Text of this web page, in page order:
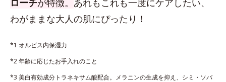
ローチが特徴。 あれもこれも一度にケアしたい、
わがままな大人の肌にぴったり！
*1 オルビス内保湿力
*2 年齢に応じたお手入れのこと
*3 美白有効成分トラネキサム酸配合。メラニンの生成を抑え、シミ・ソバ